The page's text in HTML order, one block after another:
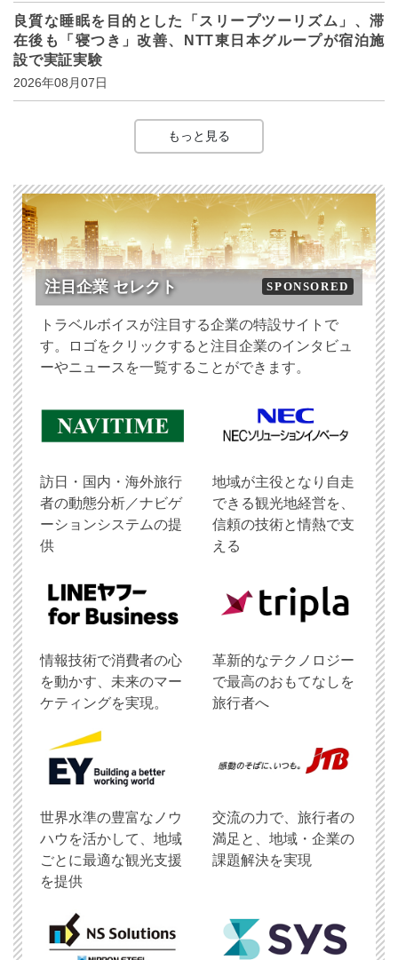
良質な睡眠を目的とした「スリープツーリズム」、滞
在後も「寝つき」改善、NTT東日本グループが宿泊施
設で実証実験
2026年08月07日
もっと見る
注目企業 セレクト SPONSORED
トラベルボイスが注目する企業の特設サイトで
す。ロゴをクリックすると注目企業のインタビュ
ーやニュースを一覧することができます。
訪日・国内・海外旅行
者の動態分析／ナビゲ
ーションシステムの提
供
地域が主役となり自走
できる観光地経営を、
信頼の技術と情熱で支
える
情報技術で消費者の心
を動かす、未来のマー
ケティングを実現。
革新的なテクノロジー
で最高のおもてなしを
旅行者へ
世界水準の豊富なノウ
ハウを活かして、地域
ごとに最適な観光支援
を提供
交流の力で、旅行者の
満足と、地域・企業の
課題解決を実現